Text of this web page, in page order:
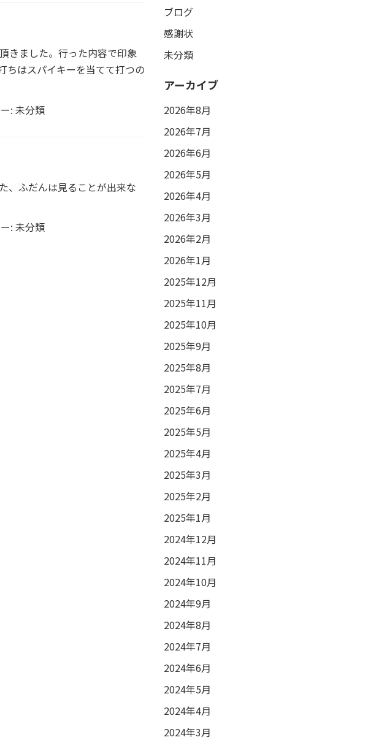
きました。行った内容で印象
ちはスパイキーを当てて打つの
: 未分類
、ふだんは見ることが出来な
: 未分類
ブログ
感謝状
未分類
アーカイブ
2026年8月
2026年7月
2026年6月
2026年5月
2026年4月
2026年3月
2026年2月
2026年1月
2025年12月
2025年11月
2025年10月
2025年9月
2025年8月
2025年7月
2025年6月
2025年5月
2025年4月
2025年3月
2025年2月
2025年1月
2024年12月
2024年11月
2024年10月
2024年9月
2024年8月
2024年7月
2024年6月
2024年5月
2024年4月
2024年3月